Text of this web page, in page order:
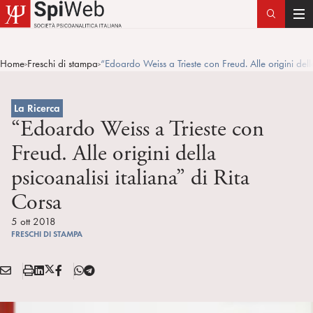
T
g
Home>Freschi di stampa>“Edoardo Weiss a Trieste con Freud. Alle origini
La Ricerca
“Edoardo Weiss a Trieste con
Freud. Alle origini della
psicoanalisi italiana” di Rita
Corsa
5 ott 2018
FRESCHI DI STAMPA
Condividi:
E
A
S L X F
T